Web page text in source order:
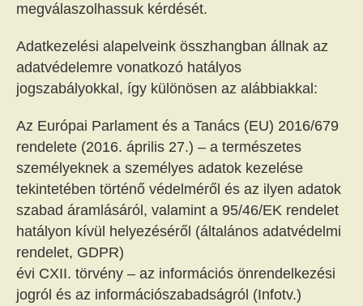
megválaszolhassuk kérdését.
Adatkezelési alapelveink összhangban állnak az
adatvédelemre vonatkozó hatályos
jogszabályokkal, így különösen az alábbiakkal:
Az Európai Parlament és a Tanács (EU) 2016/679
rendelete (2016. április 27.) – a természetes
személyeknek a személyes adatok kezelése
tekintetében történő védelméről és az ilyen adatok
szabad áramlásáról, valamint a 95/46/EK rendelet
hatályon kívül helyezéséről (általános adatvédelmi
rendelet, GDPR)
évi CXII. törvény – az információs önrendelkezési
jogról és az információszabadságról (Infotv.)